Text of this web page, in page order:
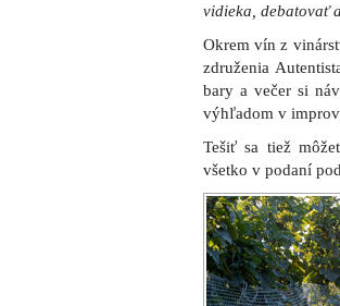
Vinárska rodina
V rámci podujatia
života v
Demeter CS,
biodynamickom
„A keďže sme